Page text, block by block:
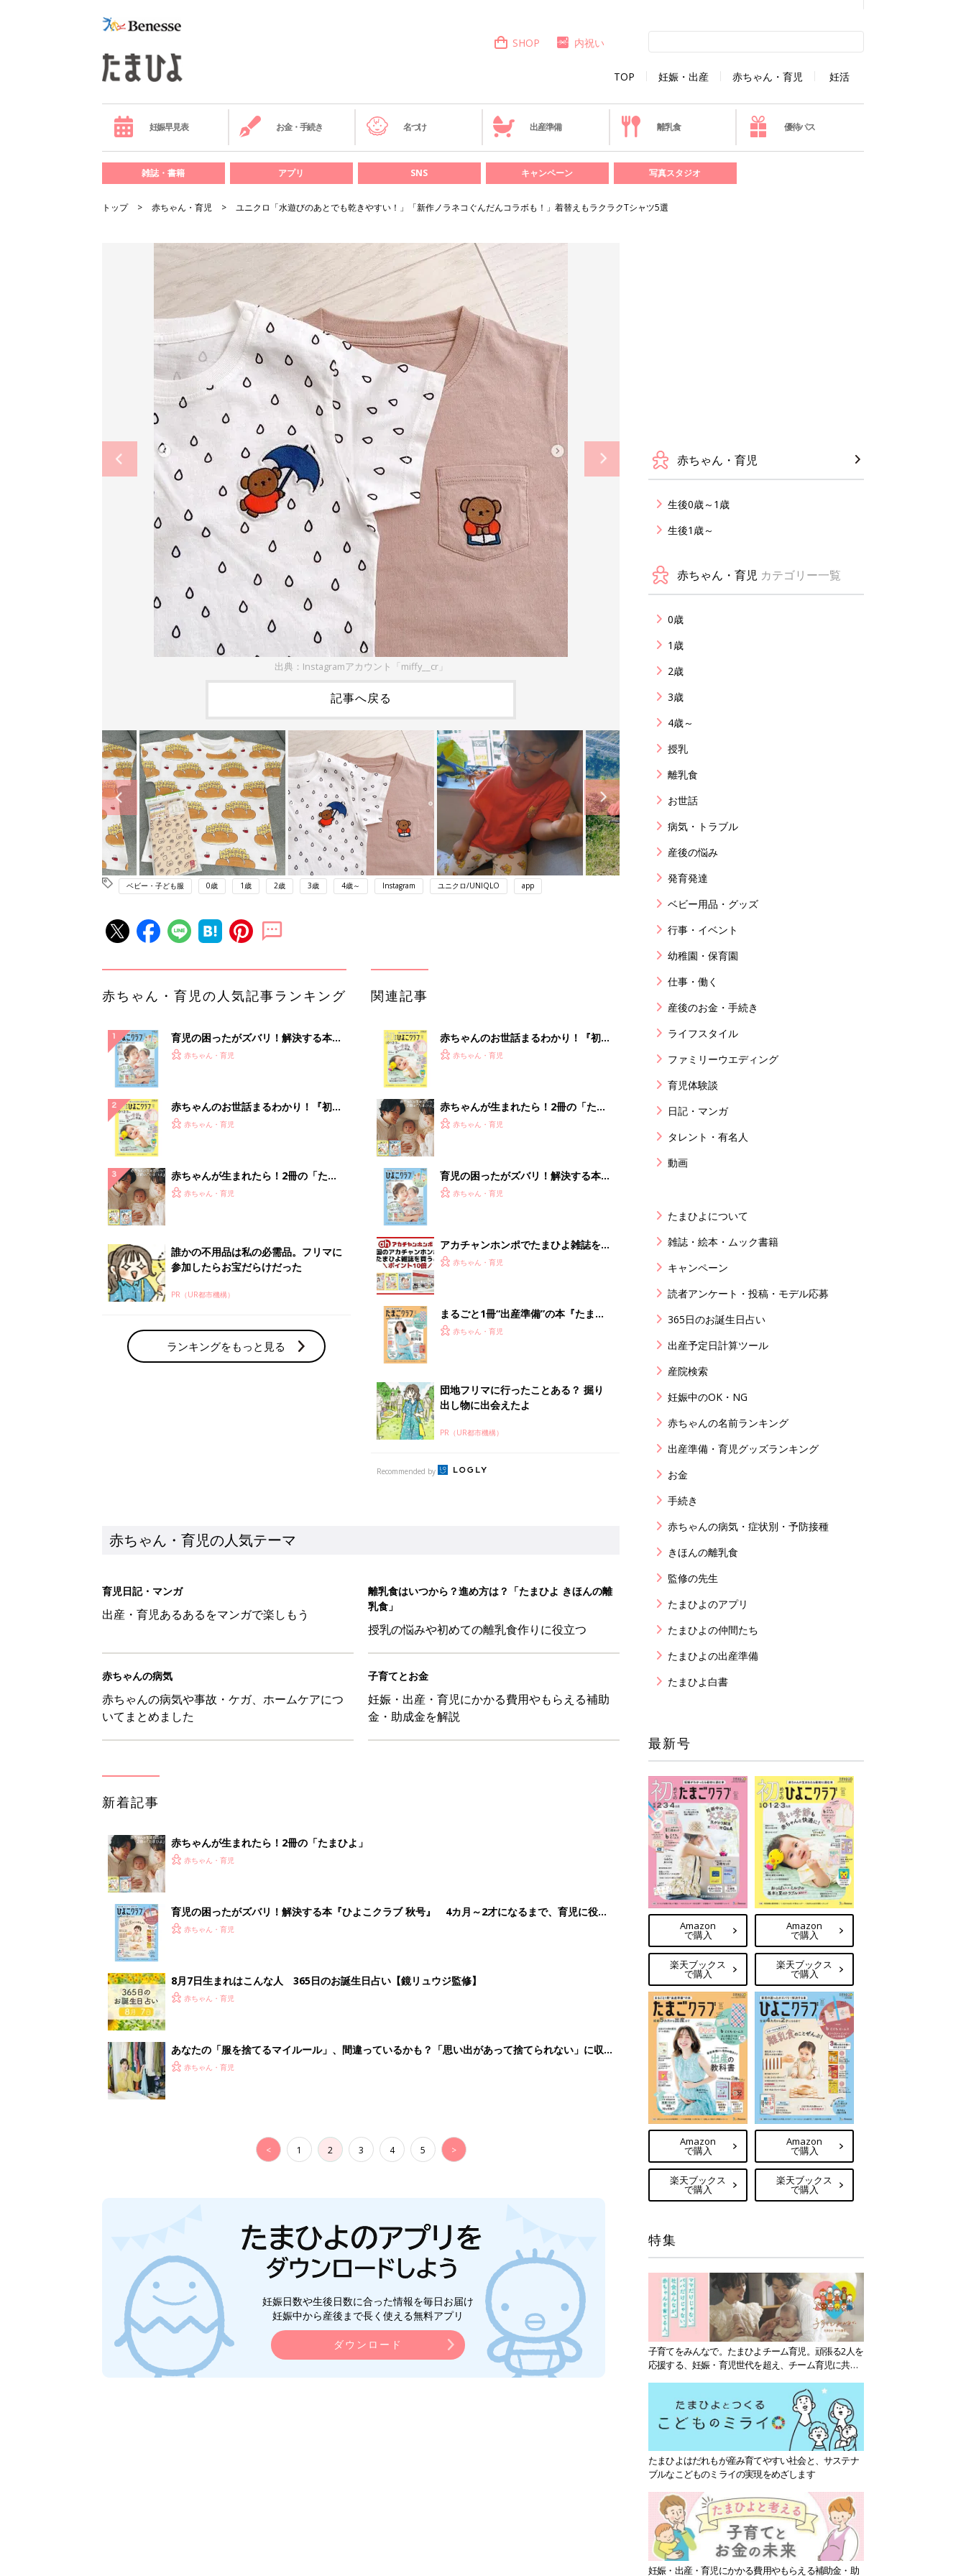
TOP 妊娠・出産 赤ちゃん・育児 妊活
SHOP 内祝い
妊娠早見表 お金・手続き 名づけ 出産準備 離乳食 優待パス
雑誌・書籍 アプリ SNS キャンペーン 写真スタジオ
トップ 赤ちゃん・育児 ユニクロ「水遊びのあとでも乾きやすい！」「新作ノラネコぐんだんコラボも！」着替えもラクラクTシャツ5選
出典：Instagramアカウント「miffy__cr」
記事へ戻る
ベビー・子ども服 0歳 1歳 2歳 3歳 4歳～ Instagram ユニクロ/UNIQLO app
赤ちゃん・育児の人気記事ランキング
育児の困ったがズバリ！解決する本
『ひよこクラブ 夏号』 4カ月～2才
赤ちゃん・育児
赤ちゃんのお世話まるわかり！『初め
てのひよこクラブ 夏号』〈巻頭大特
赤ちゃん・育児
赤ちゃんが生まれたら！2冊の「たま
ひよ」
赤ちゃん・育児
誰かの不用品は私の必需品。フリマに
参加したらお宝だらけだった
PR（UR都市機構）
ランキングをもっと見る
関連記事
赤ちゃんのお世話まるわかり！『初め
てのひよこクラブ 夏号』〈巻頭大特
赤ちゃん・育児
赤ちゃんが生まれたら！2冊の「たま
ひよ」
赤ちゃん・育児
育児の困ったがズバリ！解決する本
『ひよこクラブ 秋号』 4カ月～2才
赤ちゃん・育児
アカチャンホンポでたまひよ雑誌を買
うとポイント10倍【期間限定】
赤ちゃん・育児
まるごと1冊“出産準備”の本『たまご
クラブ 夏号』〈スペシャル大特集〉
赤ちゃん・育児
団地フリマに行ったことある？ 掘り
出し物に出会えたよ
PR（UR都市機構）
Recommended by
赤ちゃん・育児の人気テーマ
育児日記・マンガ
出産・育児あるあるをマンガで楽しもう
離乳食はいつから？進め方は？「たまひよ きほんの離
乳食」
授乳の悩みや初めての離乳食作りに役立つ
赤ちゃんの病気
赤ちゃんの病気や事故・ケガ、ホームケアにつ
いてまとめました
子育てとお金
妊娠・出産・育児にかかる費用やもらえる補助
金・助成金を解説
新着記事
赤ちゃんが生まれたら！2冊の「たまひよ」
赤ちゃん・育児
育児の困ったがズバリ！解決する本『ひよこクラブ 秋号』 4カ月～2才になるまで、育児に役立
つ情報がいっぱい！
赤ちゃん・育児
8月7日生まれはこんな人 365日のお誕生日占い【鏡リュウジ監修】
赤ちゃん・育児
あなたの「服を捨てるマイルール」、間違っているかも？「思い出があって捨てられない」に収納
スタイリストが喝！
赤ちゃん・育児
< 1 2 3 4 5 >
妊娠日数や生後日数に合った情報を毎日お届け
妊娠中から産後まで長く使える無料アプリ
ダウンロード
赤ちゃん・育児
生後0歳～1歳
生後1歳～
赤ちゃん・育児 カテゴリー一覧
0歳
1歳
2歳
3歳
4歳～
授乳
離乳食
お世話
病気・トラブル
産後の悩み
発育発達
ベビー用品・グッズ
行事・イベント
幼稚園・保育園
仕事・働く
産後のお金・手続き
ライフスタイル
ファミリーウエディング
育児体験談
日記・マンガ
タレント・有名人
動画
たまひよについて
雑誌・絵本・ムック書籍
キャンペーン
読者アンケート・投稿・モデル応募
365日のお誕生日占い
出産予定日計算ツール
産院検索
妊娠中のOK・NG
赤ちゃんの名前ランキング
出産準備・育児グッズランキング
お金
手続き
赤ちゃんの病気・症状別・予防接種
きほんの離乳食
監修の先生
たまひよのアプリ
たまひよの仲間たち
たまひよの出産準備
たまひよ白書
最新号
Amazon
で購入
楽天ブックス
で購入
Amazon
で購入
楽天ブックス
で購入
Amazon
で購入
楽天ブックス
で購入
Amazon
で購入
楽天ブックス
で購入
特集
子育てをみんなで。たまひよチーム育児。頑張る2人を
応援する、妊娠・育児世代を超え、チーム育児に共感
たまひよはだれもが産み育てやすい社会と、サステナ
ブルなこどものミライの実現をめざします
妊娠・出産・育児にかかる費用やもらえる補助金・助